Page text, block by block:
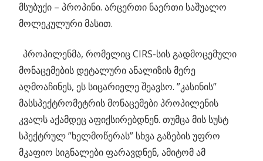
მსუბუქი – პროპინი. არცერთი ნაერთი საშუალო
მოლეკულური მასით.
პროპილენმა, რომელიც CIRS-სის გადმოცემული
მონაცემების დეტალური ანალიზის მერე
აღმოაჩინეს, ეს სიცარიელე შეავსო. ”კასინის”
მასსპექტრომეტრის მონაცემები პროპილენის
კვალს აქამდეც აფიქსირებდნენ. თუმცა მის სუსტ
სპექტრულ ”ხელმოწერას” სხვა გაზების უფრო
მკაფიო სიგნალები ფარავდნენ, ამიტომ ამ